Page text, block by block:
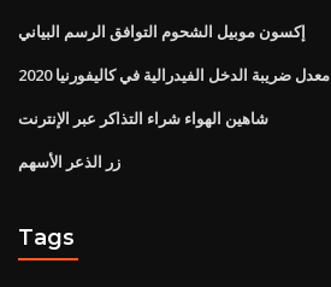
إكسون موبيل الشحوم التوافق الرسم البياني
معدل ضريبة الدخل الفيدرالية في كاليفورنيا 2020
شاهين الهواء شراء التذاكر عبر الإنترنت
زر الذعر الأسهم
Tags